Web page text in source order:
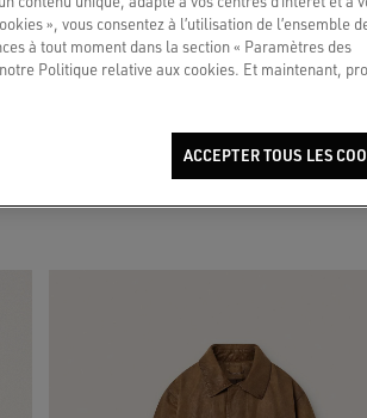
Veste homme en coton denim bleu à l’effet usé
», vous consentez à l’utilisation de l’ensemble
à tout moment dans la section « Paramètres des
Politique relative aux cookies. Et maintenant,
ACCEPTER TOUS LES